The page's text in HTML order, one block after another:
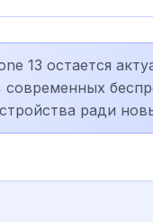
13 остается
ради